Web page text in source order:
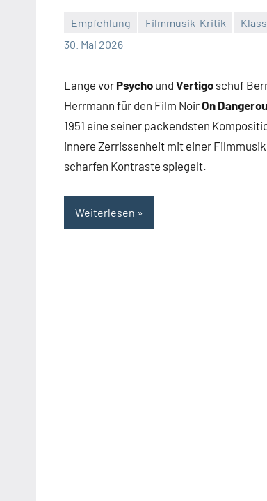
Empfehlung Filmmusik-Kritik
30. Mai 2026
Mike
Keine
Lange vor Psycho und Vertigo schuf
Herrmann für den Film NoirOn
1951 eine seiner packendsten
innere Zerrissenheit mit einer
scharfen Kontraste spiegelt.
Weiterlesen